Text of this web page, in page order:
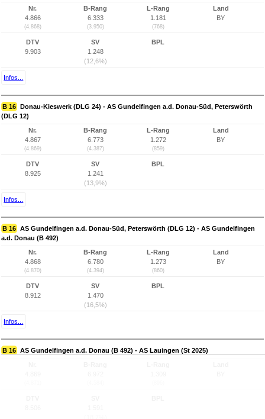
Nr.
4.866
(4.868)
B-Rang
6.333
(3.950)
L-Rang
1.181
(768)
Land
BY
DTV
9.903
SV
1.248
(12,6%)
BPL
Infos...
B 16 Donau-Kieswerk (DLG 24) - AS Gundelfingen a.d. Donau-Süd, Peterswörth
(DLG 12)
Nr.
4.867
(4.869)
B-Rang
6.773
(4.387)
L-Rang
1.272
(859)
Land
BY
DTV
8.925
SV
1.241
(13,9%)
BPL
Infos...
B 16 AS Gundelfingen a.d. Donau-Süd, Peterswörth (DLG 12) - AS Gundelfingen
a.d. Donau (B 492)
Nr.
4.868
(4.870)
B-Rang
6.780
(4.394)
L-Rang
1.273
(860)
Land
BY
DTV
8.912
SV
1.470
(16,5%)
BPL
Infos...
B 16 AS Gundelfingen a.d. Donau (B 492) - AS Lauingen (St 2025)